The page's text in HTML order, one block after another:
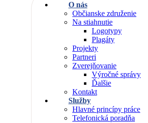
O nás
Občianske združenie
Na stiahnutie
Logotypy
Plagáty
Projekty
Partneri
Zverejňovanie
Výročné správy
Ďalšie
Kontakt
Služby
Hlavné princípy práce
Telefonická poradňa